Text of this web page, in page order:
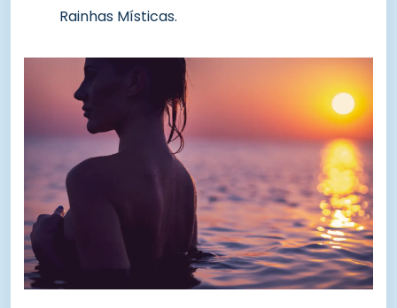
Rainhas Místicas.